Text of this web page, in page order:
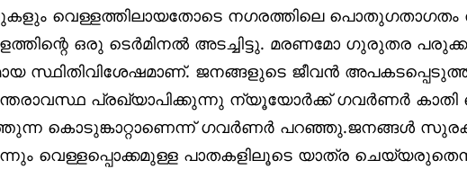
വെള്ളത്തിലായതോടെ നഗരത്തിലെ പൊതുഗതാഗതം
ഒരു ടെര്‍മിനല്‍ അടച്ചിട്ടു. മരണമോ ഗുരുതര
സ്ഥിതിവിശേഷമാണ്. ജനങ്ങളുടെ ജീവന്‍
പ്രഖ്യാപിക്കുന്നു ന്യൂയോര്‍ക്ക് ഗവര്‍ണര്‍ കാതി
കൊടുങ്കാറ്റാണെന്ന് ഗവര്‍ണര്‍ പറഞ്ഞു.ജനങ്ങള്‍
വെള്ളപ്പൊക്കമുള്ള പാതകളിലൂടെ യാത്ര